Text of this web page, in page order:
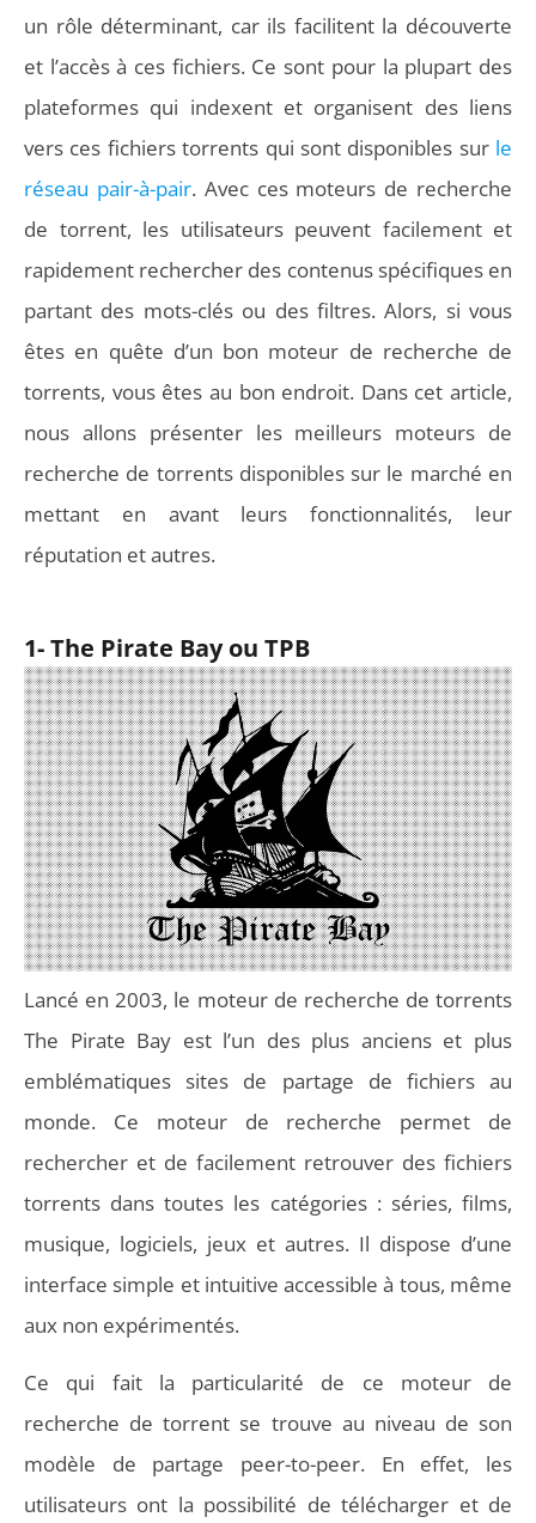
un rôle déterminant, car ils facilitent la découverte
et l’accès à ces fichiers. Ce sont pour la plupart des
plateformes qui indexent et organisent des liens
vers ces fichiers torrents qui sont disponibles sur le
réseau pair-à-pair. Avec ces moteurs de recherche
de torrent, les utilisateurs peuvent facilement et
rapidement rechercher des contenus spécifiques en
partant des mots-clés ou des filtres. Alors, si vous
êtes en quête d’un bon moteur de recherche de
torrents, vous êtes au bon endroit. Dans cet article,
nous allons présenter les meilleurs moteurs de
recherche de torrents disponibles sur le marché en
mettant en avant leurs fonctionnalités, leur
réputation et autres.
1- The Pirate Bay ou TPB
Lancé en 2003, le moteur de recherche de torrents
The Pirate Bay est l’un des plus anciens et plus
emblématiques sites de partage de fichiers au
monde. Ce moteur de recherche permet de
rechercher et de facilement retrouver des fichiers
torrents dans toutes les catégories : séries, films,
musique, logiciels, jeux et autres. Il dispose d’une
interface simple et intuitive accessible à tous, même
aux non expérimentés.
Ce qui fait la particularité de ce moteur de
recherche de torrent se trouve au niveau de son
modèle de partage peer-to-peer. En effet, les
utilisateurs ont la possibilité de télécharger et de